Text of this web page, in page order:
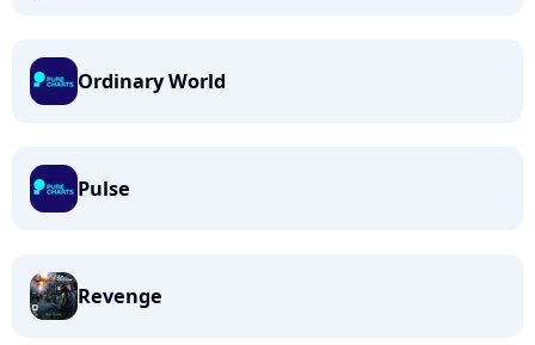
Ordinary World
Pulse
Revenge